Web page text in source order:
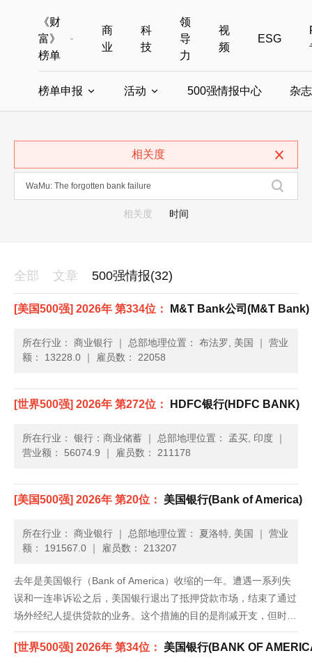
《财
富》
榜单
全部榜单
中国最具影响力商界女性
商
业
科
技
领
导
力
视
频
ESG
榜单申报 活动 500强情报中心 杂
相关度
相关度 时间
全部 文章 500强情报(32)
[美国500强] 2026年 第334位： M&T Bank公司(M&T Bank)
所在行业： 商业银行 ｜ 总部地理位置： 布法罗, 美国 ｜ 营业
额： 13228.0 ｜ 雇员数： 22058
[世界500强] 2026年 第272位： HDFC银行(HDFC BANK)
所在行业： 银行：商业储蓄 ｜ 总部地理位置： 孟买, 印度 ｜
营业额： 56074.9 ｜ 雇员数： 211178
[美国500强] 2026年 第20位： 美国银行(Bank of America)
所在行业： 商业银行 ｜ 总部地理位置： 夏洛特, 美国 ｜ 营业
额： 191567.0 ｜ 雇员数： 213207
去年是美国银行（Bank of America）收缩的一年。遭遇一系列失
误和一连串诉讼之后，美国银行退出了抵押贷款市场，结束了通过
场外经纪人提供贷款的业务。这个措施的目的是削减开支，但时机
的选择却非常糟糕。低利率和房地产价格反弹带来了2012年重新
按揭业务的繁荣。竞争对手纷纷获利，而美国银行的总体收......
[世界500强] 2026年 第34位： 美国银行(BANK OF